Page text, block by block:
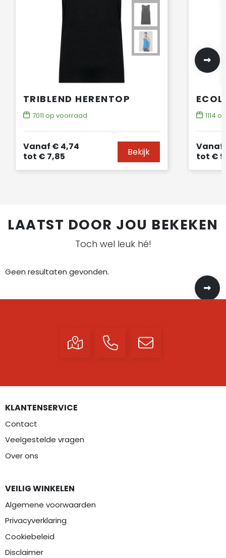
TRIBLEND HERENTOP
7011 op voorraad
Vanaf € 4,74
tot € 7,85 Bekijk
1114
Vanaf
tot €
LAATST DOOR JOU BEKEKEN
Toch wel leuk hé!
Geen resultaten gevonden.
KLANTENSERVICE
Contact
Veelgestelde vragen
Over ons
VEILIG WINKELEN
Algemene voorwaarden
Privacyverklaring
Cookiebeleid
Disclaimer